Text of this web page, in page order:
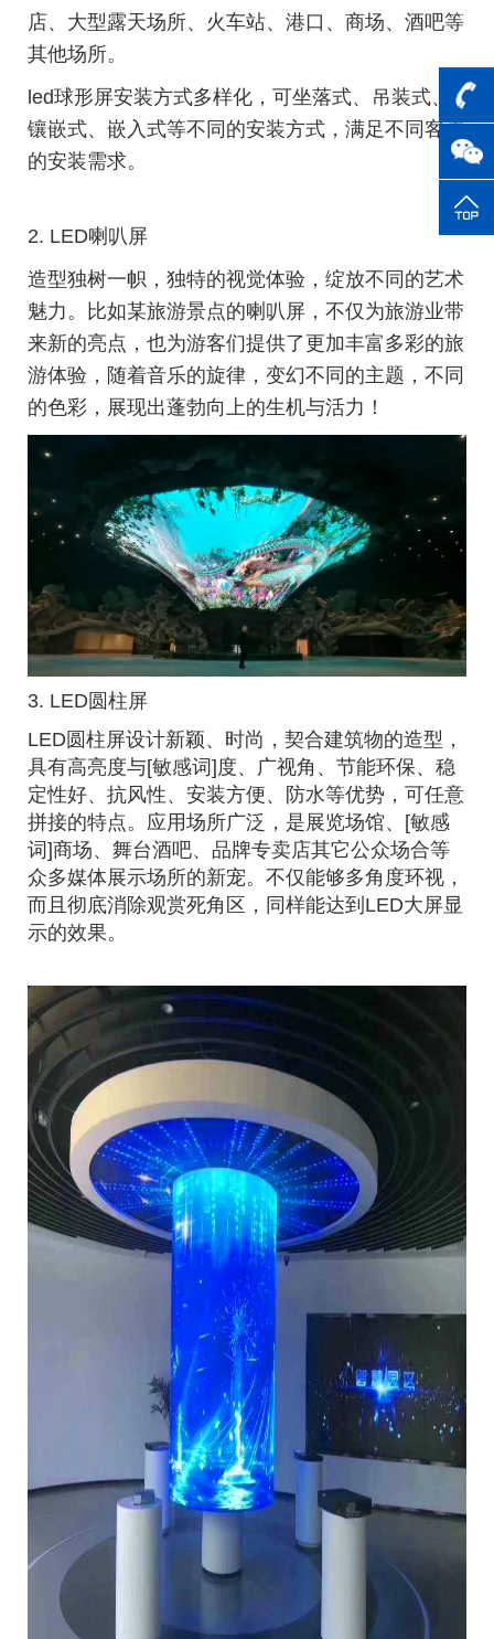
店、大型露天场所、火车站、港口、商场、酒吧等
其他场所。
led球形屏安装方式多样化，可坐落式、吊装式、
镶嵌式、嵌入式等不同的安装方式，满足不同客户
的安装需求。
2. LED喇叭屏
造型独树一帜，独特的视觉体验，绽放不同的艺术
魅力。比如某旅游景点的喇叭屏，不仅为旅游业带
来新的亮点，也为游客们提供了更加丰富多彩的旅
游体验，随着音乐的旋律，变幻不同的主题，不同
的色彩，展现出蓬勃向上的生机与活力！
3. LED圆柱屏
LED圆柱屏设计新颖、时尚，契合建筑物的造型，
具有高亮度与[敏感词]度、广视角、节能环保、稳
定性好、抗风性、安装方便、防水等优势，可任意
拼接的特点。应用场所广泛，是展览场馆、[敏感
词]商场、舞台酒吧、品牌专卖店其它公众场合等
众多媒体展示场所的新宠。不仅能够多角度环视，
而且彻底消除观赏死角区，同样能达到LED大屏显
示的效果。